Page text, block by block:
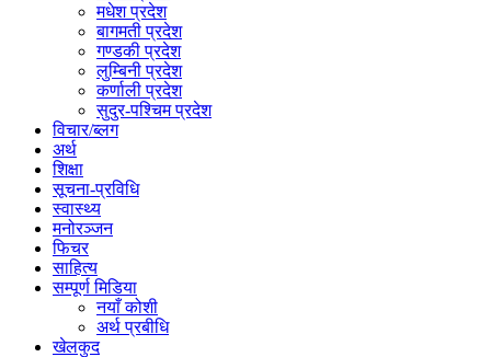
मधेश प्रदेश
बागमती प्रदेश
गण्डकी प्रदेश
लुम्बिनी प्रदेश
कर्णाली प्रदेश
सुदुर-पश्चिम प्रदेश
विचार/ब्लग
अर्थ
शिक्षा
सूचना-प्रविधि
स्वास्थ्य
मनोरञ्जन
फिचर
साहित्य
सम्पूर्ण मिडिया
नयाँ कोशी
अर्थ प्रबीधि
खेलकुद